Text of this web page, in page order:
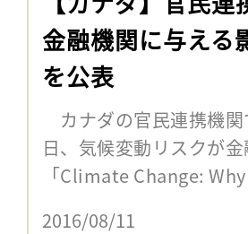
金融機関に与える
を公表
カナダの官民連携機
日、気候変動リスクが
「Climate Change:
2016/08/11